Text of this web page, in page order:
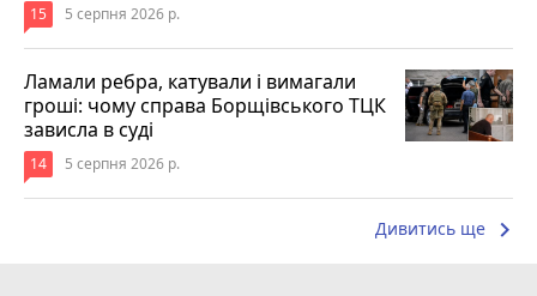
15 5 серпня 2026 р.
Ламали ребра, катували і вимагали
гроші: чому справа Борщівського ТЦК
зависла в суді
14 5 серпня 2026 р.
Дивитись ще keyboard_arrow_right